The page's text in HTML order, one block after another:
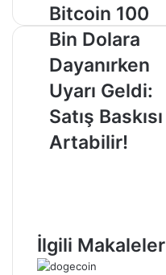
Bitcoin
100
Bin
Dolara
Dayanırken
Uyarı
Geldi:
Satış
Baskısı
Bitcoin 100
Bin Dolara
Dayanırken
Uyarı Geldi:
Satış Baskısı
Artabilir!
İlgili Makaleler